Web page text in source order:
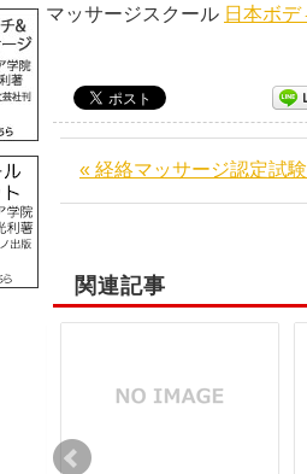
マッサージスクール 日本ボ
« 経絡マッサージ認定試
関連記事